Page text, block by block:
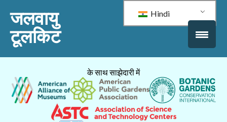
जलवायु
टूलकिट
Hindi
के साथ साझेदारी में